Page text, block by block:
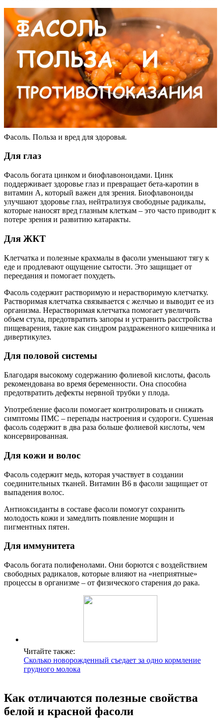
Фасоль. Польза и вред для здоровья.
Для глаз
Фасоль богата цинком и биофлавоноидами. Цинк
поддерживает здоровье глаз и превращает бета-каротин в
витамин А, который важен для зрения. Биофлавоноиды
улучшают здоровье глаз, нейтрализуя свободные радикалы,
которые наносят вред глазным клеткам – это часто приводит к
потере зрения и развитию катаракты.
Для ЖКТ
Клетчатка и полезные крахмалы в фасоли уменьшают тягу к
еде и продлевают ощущение сытости. Это защищает от
переедания и помогает похудеть.
Фасоль содержит растворимую и нерастворимую клетчатку.
Растворимая клетчатка связывается с желчью и выводит ее из
организма. Нерастворимая клетчатка помогает увеличить
объем стула, предотвратить запоры и устранить расстройства
пищеварения, такие как синдром раздраженного кишечника и
дивертикулез.
Для половой системы
Благодаря высокому содержанию фолиевой кислоты, фасоль
рекомендована во время беременности. Она способна
предотвратить дефекты нервной трубки у плода.
Употребление фасоли помогает контролировать и снижать
симптомы ПМС – перепады настроения и судороги. Сушеная
фасоль содержит в два раза больше фолиевой кислоты, чем
консервированная.
Для кожи и волос
Фасоль содержит медь, которая участвует в создании
соединительных тканей. Витамин В6 в фасоли защищает от
выпадения волос.
Антиоксиданты в составе фасоли помогут сохранить
молодость кожи и замедлить появление морщин и
пигментных пятен.
Для иммунитета
Фасоль богата полифенолами. Они борются с воздействием
свободных радикалов, которые влияют на «неприятные»
процессы в организме – от физического старения до рака.
Читайте также:
Сколько новорожденный съедает за одно кормление
грудного молока
Как отличаются полезные свойства
белой и красной фасоли